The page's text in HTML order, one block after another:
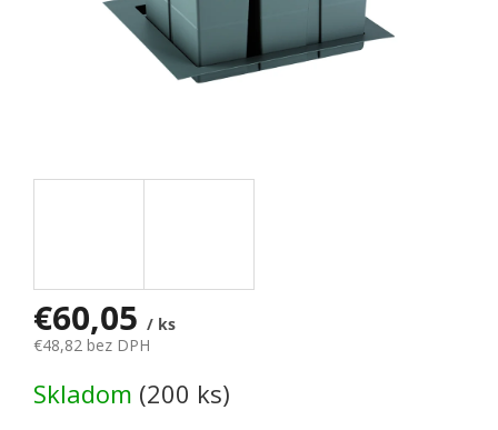
€60,05 / ks
€48,82 bez DPH
Skladom (200 ks)